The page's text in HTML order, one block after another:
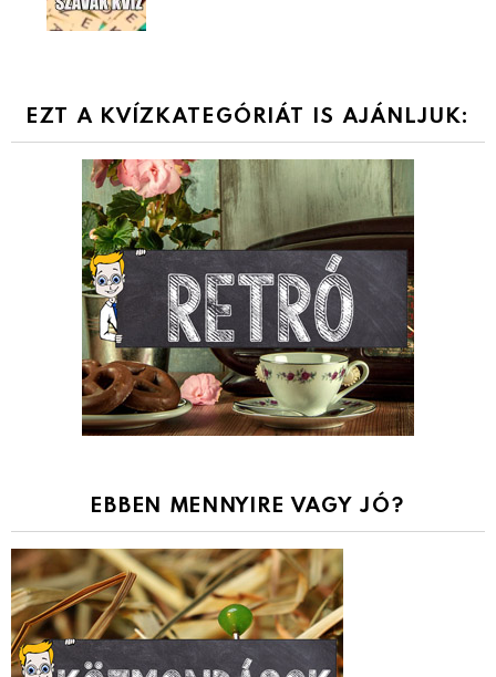
EZT A KVÍZKATEGÓRIÁT IS AJÁNLJUK:
EBBEN MENNYIRE VAGY JÓ?